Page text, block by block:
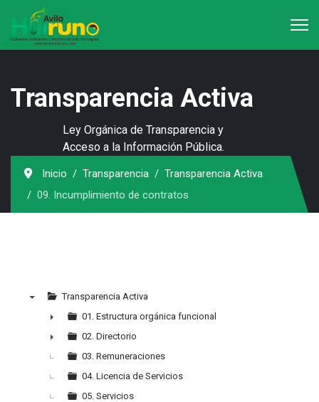
Transparencia Activa
Ley Orgánica de Transparencia y
Acceso a la Información Pública.
Inicio Transparencia
Transparencia Activa
09. Incumplimiento de contratos
Transparencia Activa
►
01. Estructura orgánica funcional
►
02. Directorio
03. Remuneraciones
04. Licencia de Servicios
05. Servicios